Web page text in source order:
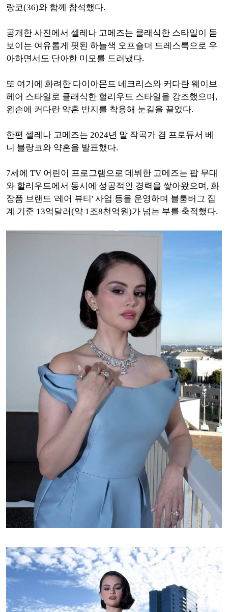
랑코(36)와 함께 참석했다.
공개한 사진에서 셀레나 고메즈는 클래식한 스타일이 돋
보이는 여유롭게 핏된 하늘색 오프숄더 드레스룩으로 우
아하면서도 단아한 미모를 드러냈다.
또 여기에 화려한 다이아몬드 네크리스와 커다란 웨이브
헤어 스타일로 클래식한 헐리우드 스타일을 강조했으며,
왼손에 커다란 약혼 반지를 착용해 눈길을 끌었다.
한편 셀레나 고메즈는 2024년 말 작곡가 겸 프로듀서 베
니 블랑코와 약혼을 발표했다.
7세에 TV 어린이 프로그램으로 데뷔한 고메즈는 팝 무대
와 할리우드에서 동시에 성공적인 경력을 쌓아왔으며, 화
장품 브랜드 '레어 뷰티' 사업 등을 운영하며 블룸버그 집
계 기준 13억달러(약 1조8천억원)가 넘는 부를 축적했다.